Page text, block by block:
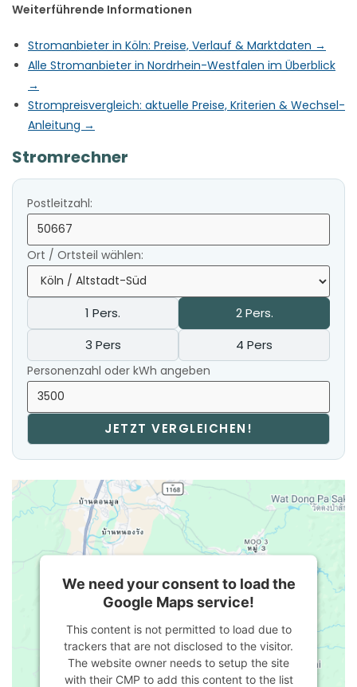
Weiterführende Informationen
Stromanbieter in Köln: Preise, Verlauf & Marktdaten →
Alle Stromanbieter in Nordrhein-Westfalen im Überblick
→
Strompreisvergleich: aktuelle Preise, Kriterien & Wechsel-
Anleitung →
Stromrechner
Postleitzahl:
Ort / Ortsteil wählen:
1 Pers.
2 Pers.
3 Pers
4 Pers
Personenzahl oder kWh angeben
JETZT VERGLEICHEN!
We need your consent to load the
Google Maps service!
This content is not permitted to load due to
trackers that are not disclosed to the visitor.
The website owner needs to setup the site
with their CMP to add this content to the list